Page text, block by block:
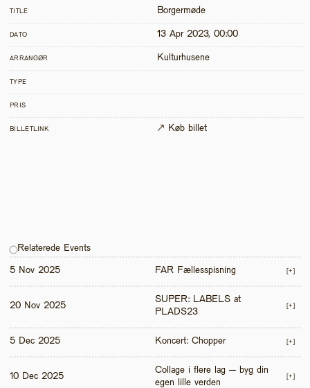
TITLE Borgermøde
DATO 13 Apr 2023, 00:00
ARRANGØR Kulturhusene
TYPE
PRIS
BILLETLINK ↗ Køb billet
Relaterede Events
5 Nov 2025 FAR Fællesspisning [+]
20 Nov 2025
SUPER: LABELS at
PLADS23
[+]
5 Dec 2025 Koncert: Chopper [+]
10 Dec 2025
Collage i flere lag – byg din
egen lille verden
[+]